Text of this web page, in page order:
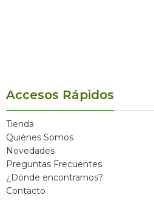
Accesos Rápidos
Tienda
Quiénes Somos
Novedades
Preguntas Frecuentes
¿Dónde encontrarnos?
Contacto